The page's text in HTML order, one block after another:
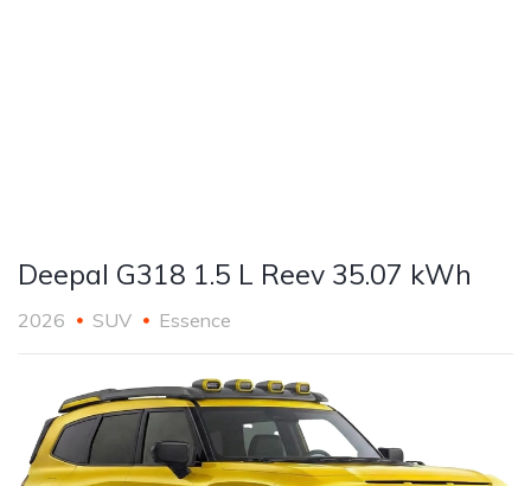
Deepal G318 1.5 L Reev 35.07 kWh
2026 SUV Essence